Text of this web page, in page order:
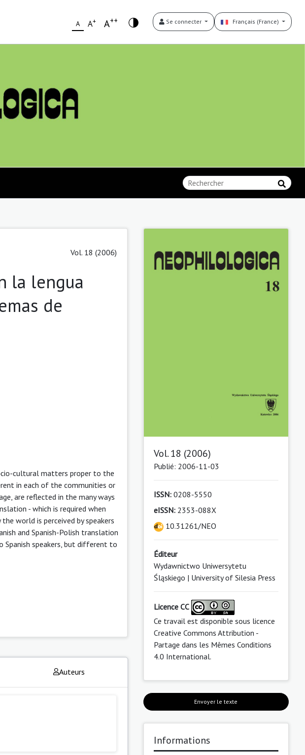
A A+ A++ Se connecter Français (France)
Vol. 18 (2006)
la lengua
de
cultural matters proper to the
in each of the communities or
are reflected in the many ways
- which is required when
world is perceived by speakers
and Spanish-Polish translation
speakers, but different to
Auteurs
Vol. 18 (2006)
Publié: 2006-11-03
ISSN:0208-5550
eISSN:2353-088X
10.31261/NEO
Éditeur
Wydawnictwo Uniwersytetu
Śląskiego | University of Silesia Press
Licence CC
Ce travail est disponible sous licence
Creative Commons Attribution -
Partage dans les Mêmes Conditions
4.0 International.
Envoyer le texte
Informations